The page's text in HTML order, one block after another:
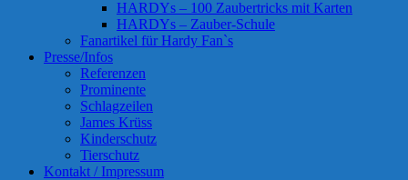
HARDYs – 100 Zaubertricks mit Karten
HARDYs – Zauber-Schule
Fanartikel für Hardy Fan`s
Presse/Infos
Referenzen
Prominente
Schlagzeilen
James Krüss
Kinderschutz
Tierschutz
Kontakt / Impressum